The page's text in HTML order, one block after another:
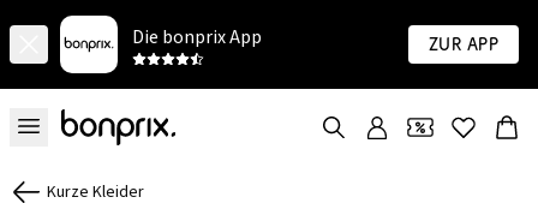
Die bonprix App Zur App
Kurze Kleider